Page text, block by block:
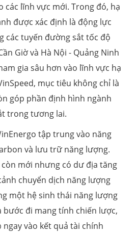
các lĩnh vực mới. Trong đó, hạ
được xác định là động lực
các tuyến đường sắt tốc độ
Giờ và Hà Nội - Quảng Ninh
gia sâu hơn vào lĩnh vực hạ
mục tiêu không chỉ là
góp phần định hình ngành
trong tương lai.
tập trung vào năng
và lưu trữ năng lượng.
mới nhưng có dư địa tăng
chuyển dịch năng lượng
một hệ sinh thái năng lượng
bước đi mang tính chiến lược,
vào kết quả tài chính